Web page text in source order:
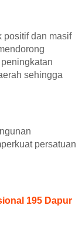
positif dan masif
sehingga
persatuan
195 Dapur